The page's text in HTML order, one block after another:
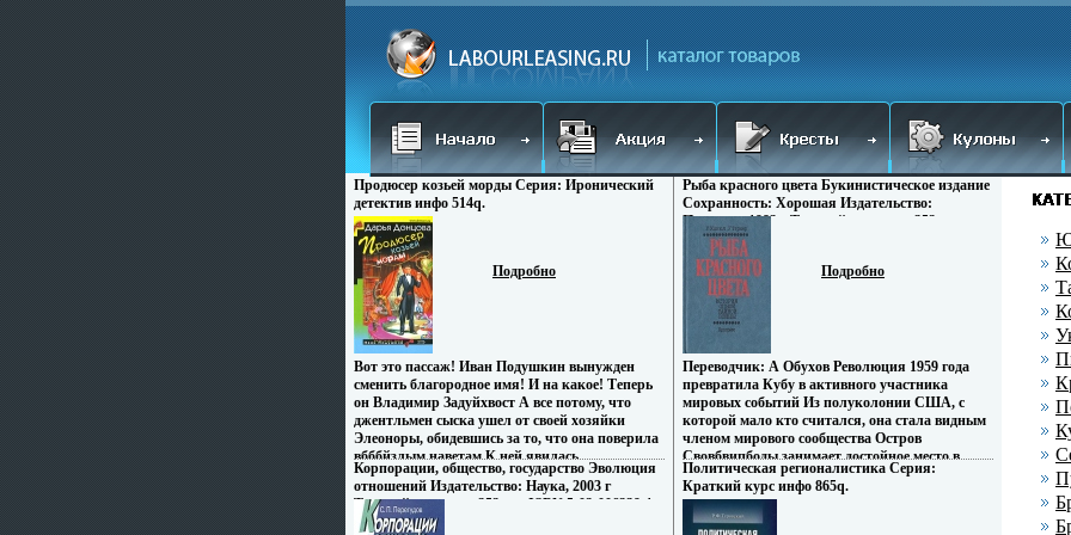
Продюсер козьей морды Серия: Иронический
детектив инфо 514q.
Подробно
Вот это пассаж! Иван Подушкин вынужден
сменить благородное имя! И на какое! Теперь
он Владимир Задуйхвост А все потому, что
джентльмен сыска ушел от своей хозяйки
Элеоноры, обидевшись за то, что она поверила
вбббйзлым наветам К ней явилась
пятнадцатилетняя нахалка Варвара и
заявила, что Иван является отцом ее годовалой
дочери Каково, а? Ваня ушел в чем был, без
паспорта С горя надравшись, утром он
Корпорации, общество, государство Эволюция
отношений Издательство: Наука, 2003 г
Твердый переплет, 352 стр ISBN 5-02-006239-1
Тираж: 930 экз Формат: 60x90/16 (~145х217 мм)
Рыба красного цвета Букинистическое издание
Сохранность: Хорошая Издательство:
Прогресс, 1983 г Твердый переплет, 352 стр
Тираж: 150000 экз Формат: 84x108/32 (~130х205
мм) инфо 681q.
Подробно
Переводчик: А Обухов Революция 1959 года
превратила Кубу в активного участника
мировых событий Из полуколонии США, с
которой мало кто считался, она стала видным
членом мирового сообщества Остров
Свовбвипбоды занимает достойное место в
братском содружестве социалистических стран
- ведущей силы в борьбе за мир и социальный
прогресс на планете У Хинкла и УТернера
нельзя причислить к тем, кто симпатизирует
Политическая регионалистика Серия:
Краткий курс инфо 865q.